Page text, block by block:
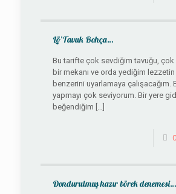
Lö’Tavuk Bohça…
Bu tarifte çok sevdiğim tavuğu, çok
bir mekanı ve orda yediğim
benzerini uyarlamaya çalışacağım.
yapmayı çok seviyorum. Bir yere
beğendiğim […]
0
Dondurulmuş hazır börek denemesi…